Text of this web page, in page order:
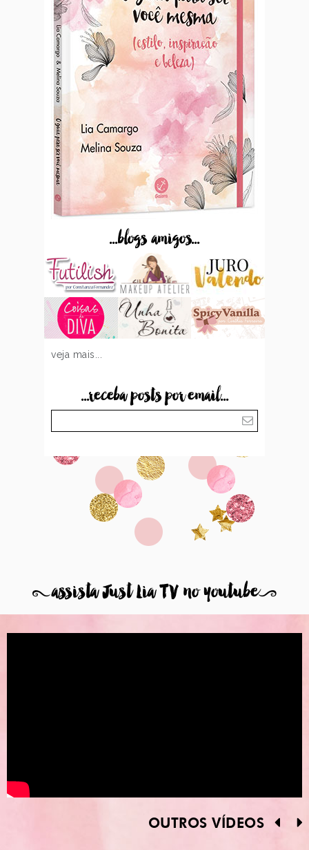
...blogs amigos...
veja mais...
...receba posts por email...
8assista Just Lia TV no youtube9
OUTROS VÍDEOS